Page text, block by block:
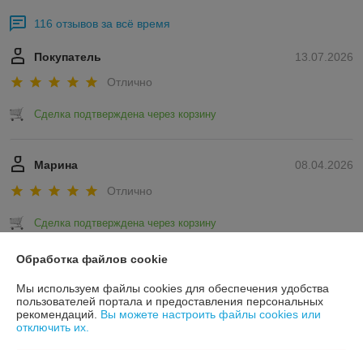
116 отзывов за всё время
13.07.2026
Покупатель
Отлично
Сделка подтверждена через корзину
08.04.2026
Марина
Отлично
Сделка подтверждена через корзину
Показать все отзывы
О нас
Обработка файлов cookie
Мы используем файлы cookies для обеспечения удобства
пользователей портала и предоставления персональных
рекомендаций. Вы можете настроить файлы cookies или
отключить их.